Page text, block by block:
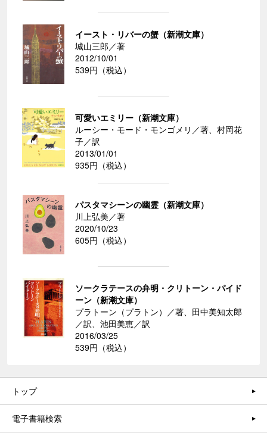
イースト・リバーの蟹（新潮文庫）
城山三郎／著
2012/10/01
539円（税込）
可愛いエミリー（新潮文庫）
ルーシー・モード・モンゴメリ／著、村岡花
子／訳
2013/01/01
935円（税込）
パスタマシーンの幽霊（新潮文庫）
川上弘美／著
2020/10/23
605円（税込）
ソークラテースの弁明・クリトーン・パイド
ーン（新潮文庫）
プラトーン（プラトン）／著、田中美知太郎
／訳、池田美恵／訳
2016/03/25
539円（税込）
トップ
電子書籍検索